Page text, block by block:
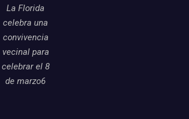
La Florida
celebra una
convivencia
vecinal para
celebrar el 8
de marzo6